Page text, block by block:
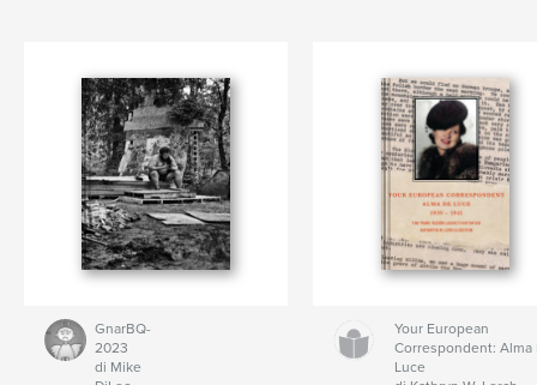
GnarBQ-
2023
di Mike
Your European
Correspondent: Alma
Luce